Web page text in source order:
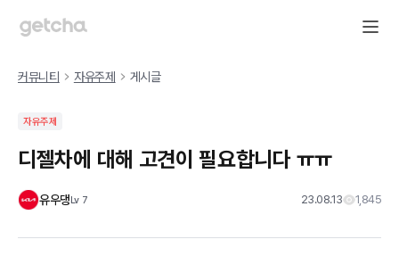
커뮤니티 자유주제 게시글
자유주제
디젤차에 대해 고견이 필요합니다 ㅠㅠ
유우댕Lv 7 23.08.13 1,845